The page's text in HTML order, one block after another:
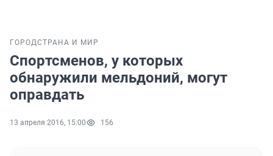
ГОРОДСТРАНА И МИР
Спортсменов, у которых
обнаружили мельдоний, могут
оправдать
13 апреля 2016, 15:00 156